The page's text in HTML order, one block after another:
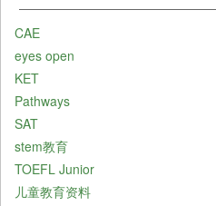
CAE
eyes open
KET
Pathways
SAT
stem教育
TOEFL Junior
儿童教育资料